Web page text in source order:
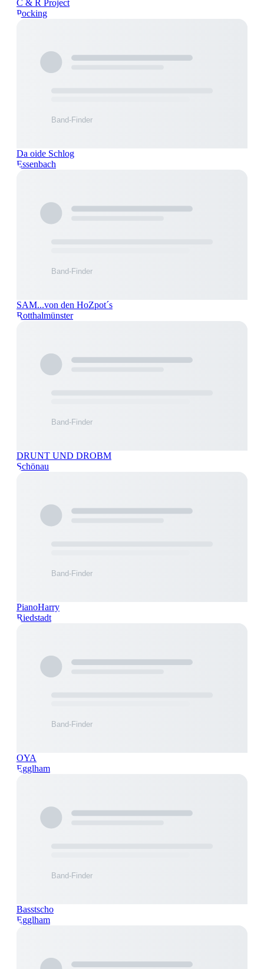
C & R Project
Pocking
Da oide Schlog
Essenbach
SAM...von den HoZpot´s
Rotthalmünster
DRUNT UND DROBM
Schönau
PianoHarry
Riedstadt
OYA
Egglham
Basstscho
Egglham